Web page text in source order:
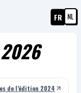
FR NL
2026
de l’édition 2024